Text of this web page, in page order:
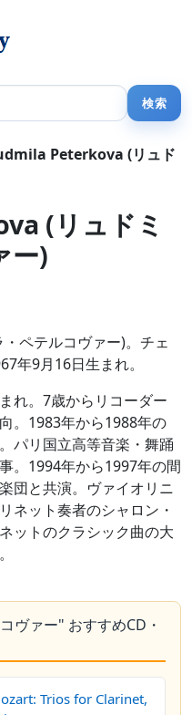
Peterkova (リュド
(リュドミ
ー)
ペテルコヴァー)。チェ
年9月16日生まれ。
れ。7歳からリコーダー
。1983年から1988年の
パリ国立高等音楽・舞踊
。1994年から1997年の間
団と共演。ヴァイオリニ
ネット奏者のシャロン・
ットのクラシック曲の大
ヴァー" おすすめCD・
Trios for Clarinet,